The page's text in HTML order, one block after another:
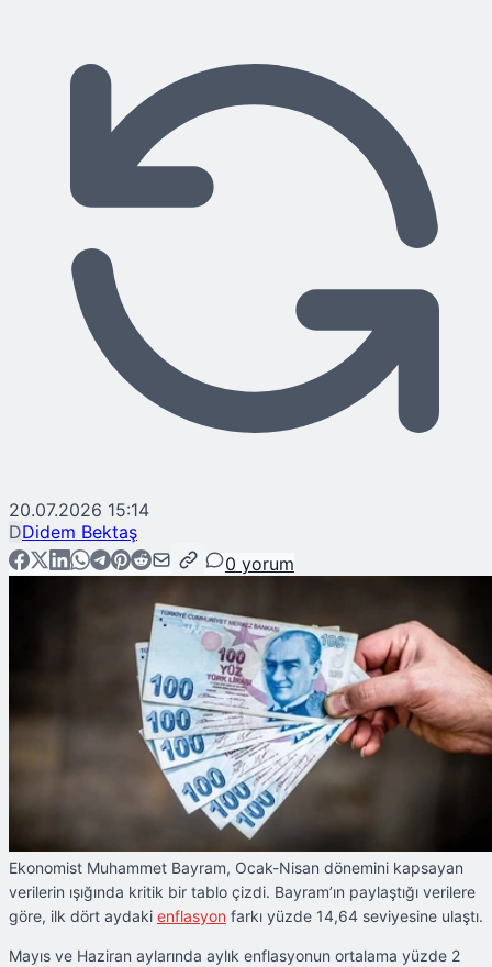
20.07.2026 15:14
DDidem Bektaş
0 yorum
Ekonomist Muhammet Bayram, Ocak-Nisan dönemini kapsayan
verilerin ışığında kritik bir tablo çizdi. Bayram’ın paylaştığı verilere
göre, ilk dört aydaki enflasyon farkı yüzde 14,64 seviyesine ulaştı.
Mayıs ve Haziran aylarında aylık enflasyonun ortalama yüzde 2